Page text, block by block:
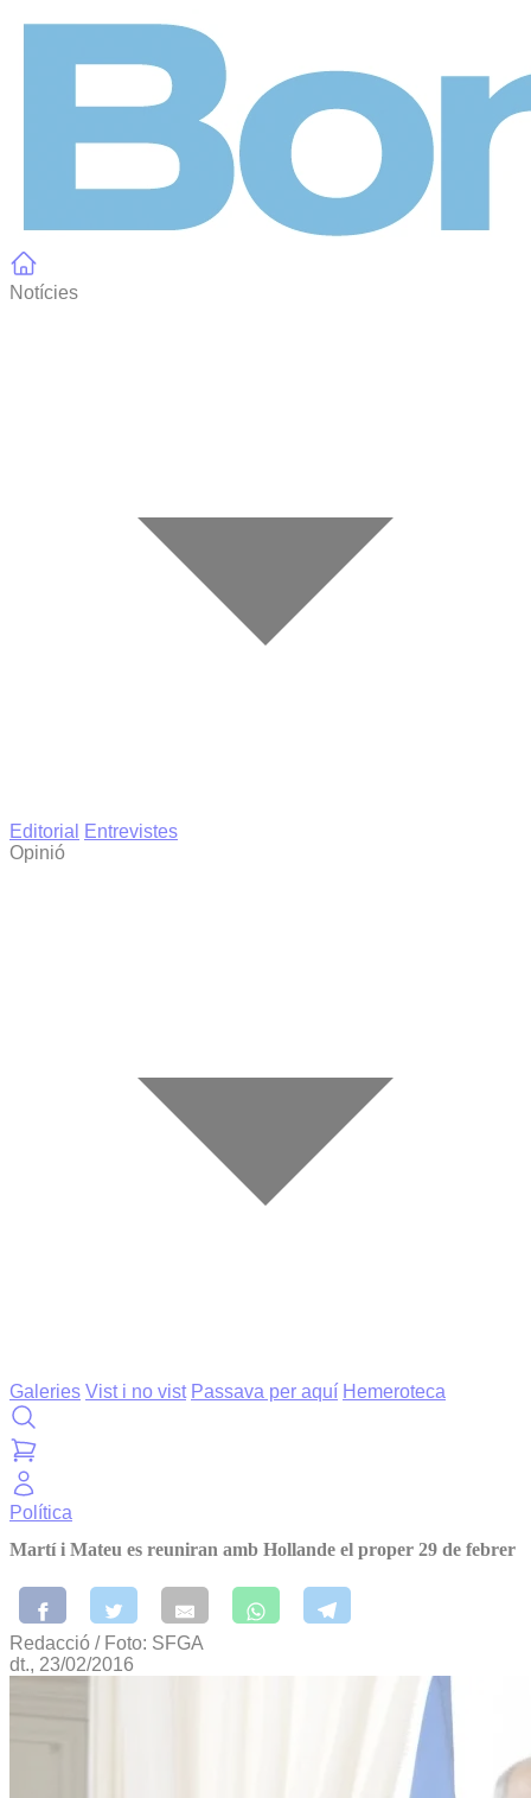
Notícies
Editorial
Entrevistes
Opinió
Galeries Vist i no vist Passava per aquí Hemeroteca
Política
Martí i Mateu es reuniran amb Hollande el proper 29 de febrer
Redacció / Foto: SFGA
dt., 23/02/2016